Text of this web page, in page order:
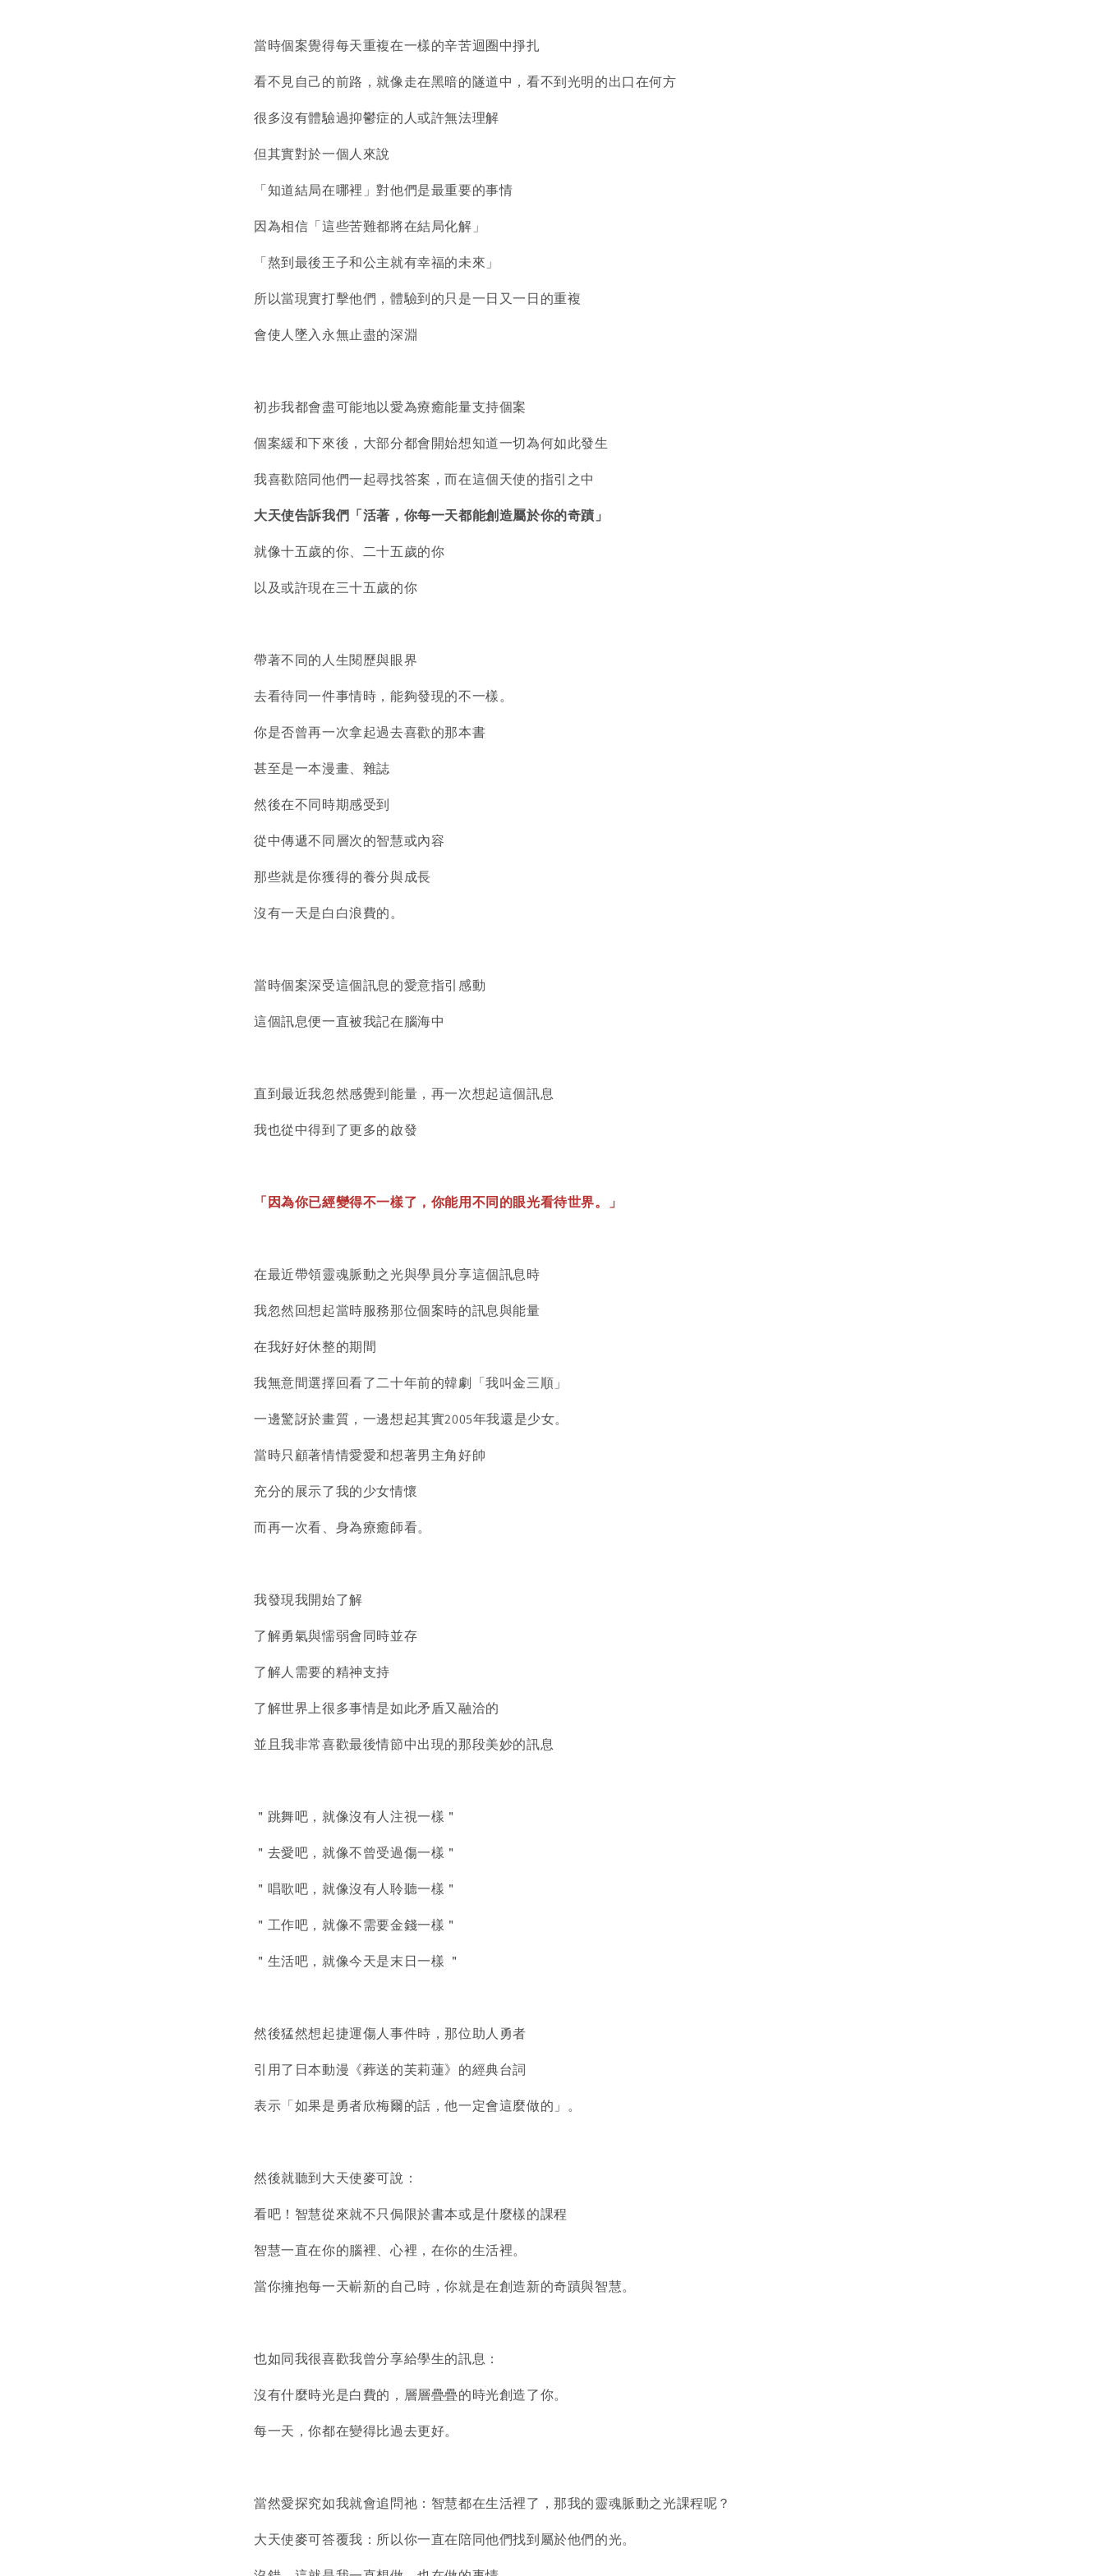
當時個案覺得每天重複在一樣的辛苦迴圈中掙扎
看不見自己的前路，就像走在黑暗的隧道中，看不到光明的出口在何方
很多沒有體驗過抑鬱症的人或許無法理解
但其實對於一個人來說
「知道結局在哪裡」對他們是最重要的事情
因為相信「這些苦難都將在結局化解」
「熬到最後王子和公主就有幸福的未來」
所以當現實打擊他們，體驗到的只是一日又一日的重複
會使人墜入永無止盡的深淵
初步我都會盡可能地以愛為療癒能量支持個案
個案緩和下來後，大部分都會開始想知道一切為何如此發生
我喜歡陪同他們一起尋找答案，而在這個天使的指引之中
大天使告訴我們「活著，你每一天都能創造屬於你的奇蹟」
就像十五歲的你、二十五歲的你
以及或許現在三十五歲的你
帶著不同的人生閱歷與眼界
去看待同一件事情時，能夠發現的不一樣。
你是否曾再一次拿起過去喜歡的那本書
甚至是一本漫畫、雜誌
然後在不同時期感受到
從中傳遞不同層次的智慧或內容
那些就是你獲得的養分與成長
沒有一天是白白浪費的。
當時個案深受這個訊息的愛意指引感動
這個訊息便一直被我記在腦海中
直到最近我忽然感覺到能量，再一次想起這個訊息
我也從中得到了更多的啟發
「因為你已經變得不一樣了，你能用不同的眼光看待世界。」
在最近帶領靈魂脈動之光與學員分享這個訊息時
我忽然回想起當時服務那位個案時的訊息與能量
在我好好休整的期間
我無意間選擇回看了二十年前的韓劇「我叫金三順」
一邊驚訝於畫質，一邊想起其實2005年我還是少女。
當時只顧著情情愛愛和想著男主角好帥
充分的展示了我的少女情懷
而再一次看、身為療癒師看。
我發現我開始了解
了解勇氣與懦弱會同時並存
了解人需要的精神支持
了解世界上很多事情是如此矛盾又融洽的
並且我非常喜歡最後情節中出現的那段美妙的訊息
＂跳舞吧，就像沒有人注視一樣＂
＂去愛吧，就像不曾受過傷一樣＂
＂唱歌吧，就像沒有人聆聽一樣＂
＂工作吧，就像不需要金錢一樣＂
＂生活吧，就像今天是末日一樣 ＂
然後猛然想起捷運傷人事件時，那位助人勇者
引用了日本動漫《葬送的芙莉蓮》的經典台詞
表示「如果是勇者欣梅爾的話，他一定會這麼做的」。
然後就聽到大天使麥可說：
看吧！智慧從來就不只侷限於書本或是什麼樣的課程
智慧一直在你的腦裡、心裡，在你的生活裡。
當你擁抱每一天嶄新的自己時，你就是在創造新的奇蹟與智慧。
也如同我很喜歡我曾分享給學生的訊息：
沒有什麼時光是白費的，層層疊疊的時光創造了你。
每一天，你都在變得比過去更好。
當然愛探究如我就會追問祂：智慧都在生活裡了，那我的靈魂脈動之光課程呢？
大天使麥可答覆我：所以你一直在陪同他們找到屬於他們的光。